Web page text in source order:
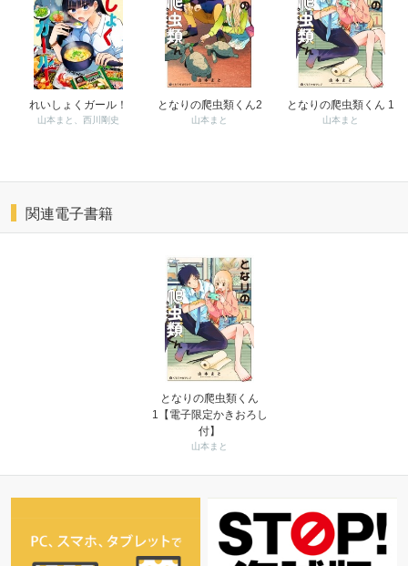
れいしょくガール！
山本まと、西川剛史
となりの爬虫類くん2
山本まと
となりの爬虫類くん 1
山本まと
関連電子書籍
となりの爬虫類くん
1【電子限定かきおろし
付】
山本まと